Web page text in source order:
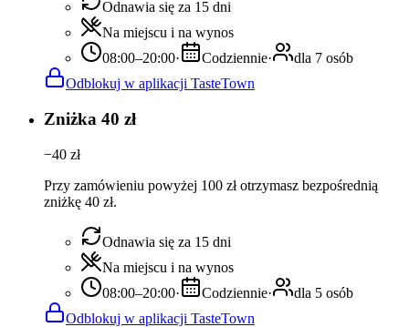
Odnawia się za 15 dni
Na miejscu i na wynos
08:00–20:00· Codziennie·
dla 7 osób
Odblokuj w aplikacji TasteTown
Zniżka 40 zł
−40 zł
Przy zamówieniu powyżej 100 zł otrzymasz bezpośrednią
zniżkę 40 zł.
Odnawia się za 15 dni
Na miejscu i na wynos
08:00–20:00· Codziennie·
dla 5 osób
Odblokuj w aplikacji TasteTown